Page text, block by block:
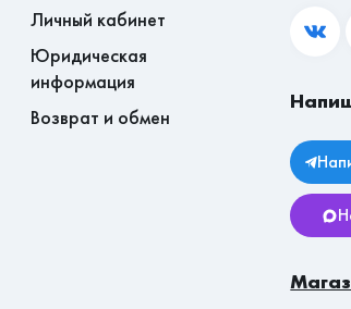
Личный кабинет
Юридическая
информация
Возврат и обмен